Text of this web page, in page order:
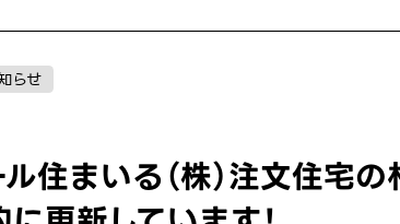
らせ
住まいる（株）注文住宅